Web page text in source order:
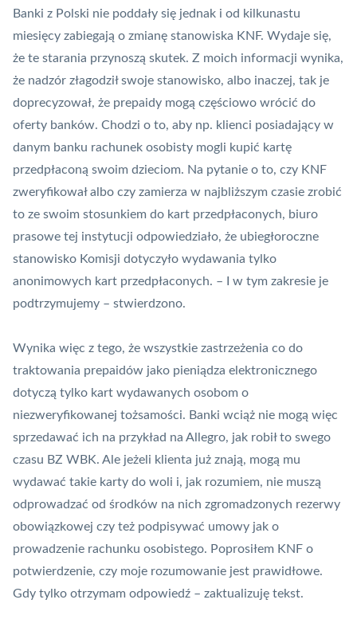
Banki z Polski nie poddały się jednak i od kilkunastu
miesięcy zabiegają o zmianę stanowiska KNF. Wydaje się,
że te starania przynoszą skutek. Z moich informacji wynika,
że nadzór złagodził swoje stanowisko, albo inaczej, tak je
doprecyzował, że prepaidy mogą częściowo wrócić do
oferty banków. Chodzi o to, aby np. klienci posiadający w
danym banku rachunek osobisty mogli kupić kartę
przedpłaconą swoim dzieciom. Na pytanie o to, czy KNF
zweryfikował albo czy zamierza w najbliższym czasie zrobić
to ze swoim stosunkiem do kart przedpłaconych, biuro
prasowe tej instytucji odpowiedziało, że ubiegłoroczne
stanowisko Komisji dotyczyło wydawania tylko
anonimowych kart przedpłaconych. – I w tym zakresie je
podtrzymujemy – stwierdzono.
Wynika więc z tego, że wszystkie zastrzeżenia co do
traktowania prepaidów jako pieniądza elektronicznego
dotyczą tylko kart wydawanych osobom o
niezweryfikowanej tożsamości. Banki wciąż nie mogą więc
sprzedawać ich na przykład na Allegro, jak robił to swego
czasu BZ WBK. Ale jeżeli klienta już znają, mogą mu
wydawać takie karty do woli i, jak rozumiem, nie muszą
odprowadzać od środków na nich zgromadzonych rezerwy
obowiązkowej czy też podpisywać umowy jak o
prowadzenie rachunku osobistego. Poprosiłem KNF o
potwierdzenie, czy moje rozumowanie jest prawidłowe.
Gdy tylko otrzymam odpowiedź – zaktualizuję tekst.